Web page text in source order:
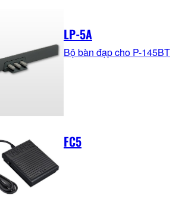
LP-5A
Bộ bàn đạp cho P-145BT
FC5